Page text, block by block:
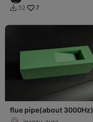
 32 7
flue pipe(about 3000Hz)